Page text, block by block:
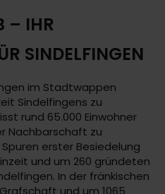
– IHR
SINDELFINGEN
im Stadtwappen
Sindelfingens zu
rund 65.000 Einwohner
Nachbarschaft zu
erster Besiedelung
und um 260 gründeten
In der fränkischen
und um 1065